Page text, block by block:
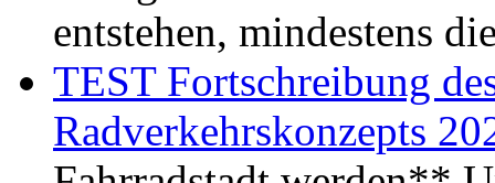
entstehen, mindestens
TEST Fortschreibung
Radverkehrskonzepts